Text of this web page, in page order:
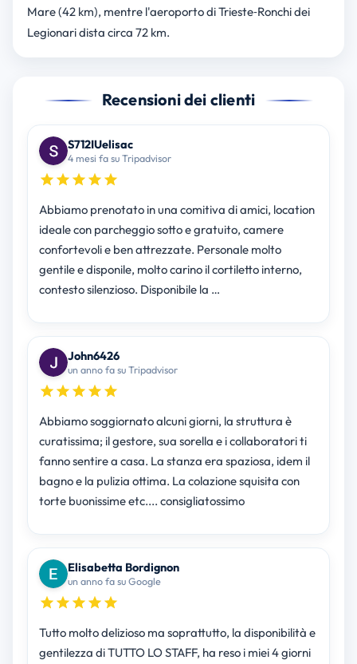
Mare (42 km), mentre l'aeroporto di Trieste‑Ronchi dei
Legionari dista circa 72 km.
Recensioni dei clienti
S712IUelisac
4 mesi fa su Tripadvisor
Abbiamo prenotato in una comitiva di amici, location
ideale con parcheggio sotto e gratuito, camere
confortevoli e ben attrezzate. Personale molto
gentile e disponile, molto carino il cortiletto interno,
contesto silenzioso. Disponibile la …
John6426
un anno fa su Tripadvisor
Abbiamo soggiornato alcuni giorni, la struttura è
curatissima; il gestore, sua sorella e i collaboratori ti
fanno sentire a casa. La stanza era spaziosa, idem il
bagno e la pulizia ottima. La colazione squisita con
torte buonissime etc.... consigliatossimo
Elisabetta Bordignon
un anno fa su Google
Tutto molto delizioso ma soprattutto, la disponibilità e
gentilezza di TUTTO LO STAFF, ha reso i miei 4 giorni